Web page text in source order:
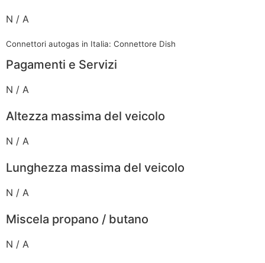
N / A
Connettori autogas in Italia: Connettore Dish
Pagamenti e Servizi
N / A
Altezza massima del veicolo
N / A
Lunghezza massima del veicolo
N / A
Miscela propano / butano
N / A